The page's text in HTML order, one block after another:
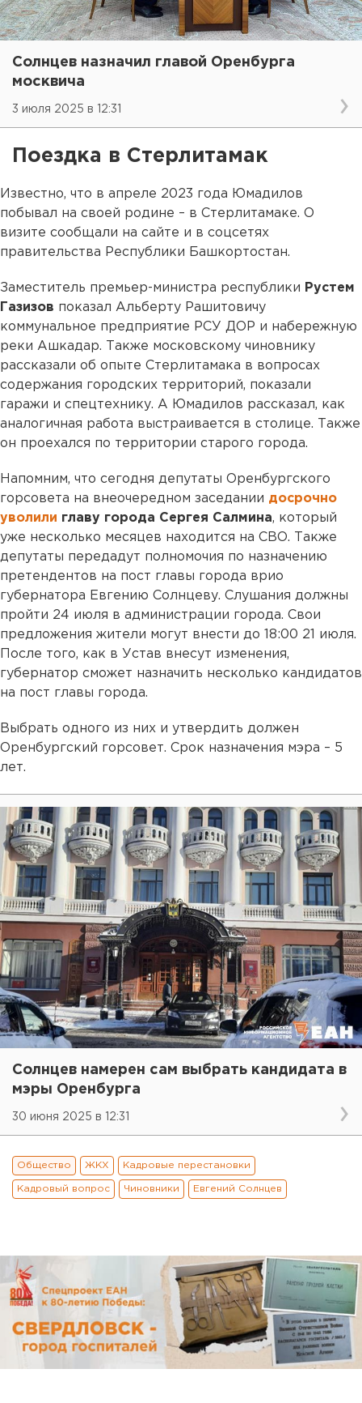
Солнцев назначил главой Оренбурга
москвича
3 июля 2025 в 12:31
Поездка в Стерлитамак
Известно, что в апреле 2023 года Юмадилов
побывал на своей родине – в Стерлитамаке. О
визите сообщали на сайте и в соцсетях
правительства Республики Башкортостан.
Заместитель премьер-министра республики Рустем
Газизов показал Альберту Рашитовичу
коммунальное предприятие РСУ ДОР и набережную
реки Ашкадар. Также московскому чиновнику
рассказали об опыте Стерлитамака в вопросах
содержания городских территорий, показали
гаражи и спецтехнику. А Юмадилов рассказал, как
аналогичная работа выстраивается в столице. Также
он проехался по территории старого города.
Напомним, что сегодня депутаты Оренбургского
горсовета на внеочередном заседании досрочно
уволили главу города Сергея Салмина, который
уже несколько месяцев находится на СВО. Также
депутаты передадут полномочия по назначению
претендентов на пост главы города врио
губернатора Евгению Солнцеву. Слушания должны
пройти 24 июля в администрации города. Свои
предложения жители могут внести до 18:00 21 июля.
После того, как в Устав внесут изменения,
губернатор сможет назначить несколько кандидатов
на пост главы города.
Выбрать одного из них и утвердить должен
Оренбургский горсовет. Срок назначения мэра – 5
лет.
Солнцев намерен сам выбрать кандидата в
мэры Оренбурга
30 июня 2025 в 12:31
Общество ЖКХ Кадровые перестановки
Кадровый вопрос Чиновники Евгений Солнцев